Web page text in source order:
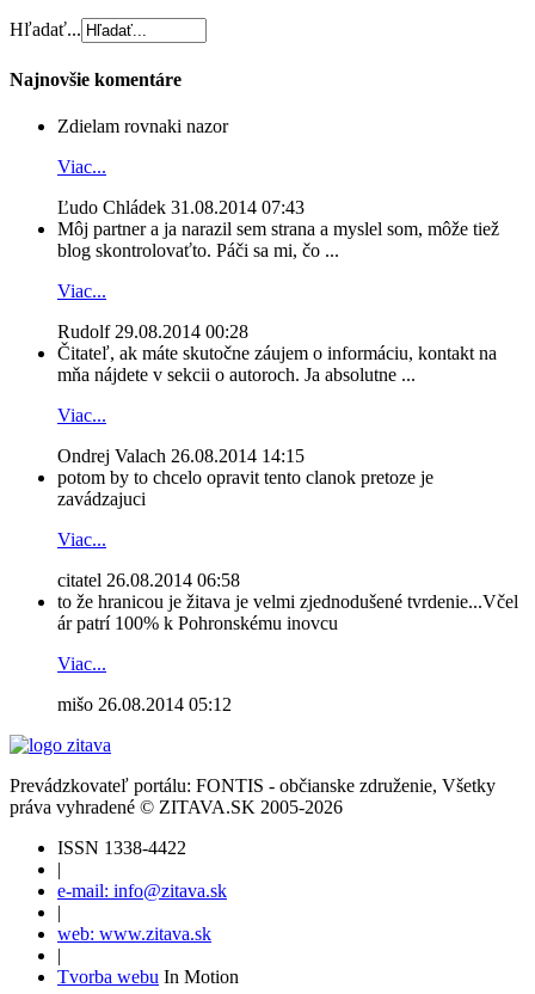
Hľadať...
Najnovšie komentáre
Zdielam rovnaki nazor
Viac...
Ľudo Chládek 31.08.2014 07:43
Môj partner a ja narazil sem strana a myslel som, môže tiež
blog skontrolovaťto. Páči sa mi, čo ...
Viac...
Rudolf 29.08.2014 00:28
Čitateľ, ak máte skutočne záujem o informáciu, kontakt na
mňa nájdete v sekcii o autoroch. Ja absolutne ...
Viac...
Ondrej Valach 26.08.2014 14:15
potom by to chcelo opravit tento clanok pretoze je
zavádzajuci
Viac...
citatel 26.08.2014 06:58
to že hranicou je žitava je velmi zjednodušené tvrdenie...Včel
ár patrí 100% k Pohronskému inovcu
Viac...
mišo 26.08.2014 05:12
Prevádzkovateľ portálu: FONTIS - občianske združenie, Všetky
práva vyhradené © ZITAVA.SK 2005-2026
ISSN 1338-4422
|
e-mail: info@zitava.sk
|
web: www.zitava.sk
|
Tvorba webu In Motion